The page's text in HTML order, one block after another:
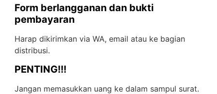
Form berlangganan dan bukti
pembayaran
Harap dikirimkan via WA, email atau ke bagian
distribusi.
PENTING!!!
Jangan memasukkan uang ke dalam sampul surat.